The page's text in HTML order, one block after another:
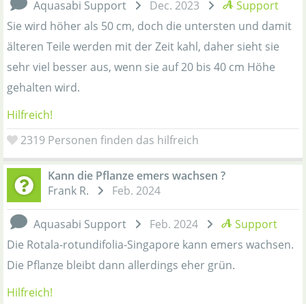
Aquasabi Support Dec. 2023
Support
Sie wird höher als 50 cm, doch die untersten und damit
älteren Teile werden mit der Zeit kahl, daher sieht sie
sehr viel besser aus, wenn sie auf 20 bis 40 cm Höhe
gehalten wird.
Hilfreich!
2319 Personen finden das hilfreich
Kann die Pflanze emers wachsen ?
Frank R.
Feb. 2024
Aquasabi Support Feb. 2024
Support
Die Rotala-rotundifolia-Singapore kann emers wachsen.
Die Pflanze bleibt dann allerdings eher grün.
Hilfreich!